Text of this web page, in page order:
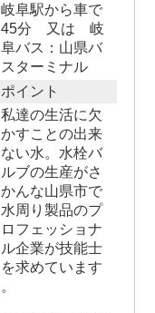
岐阜駅から車で
45分 又は 岐
阜バス：山県バ
スターミナル
ポイント
私達の生活に欠
かすことの出来
ない水。水栓バ
ルブの生産がさ
かんな山県市で
水周り製品のプ
ロフェッショナ
ル企業が技能士
を求めています
。